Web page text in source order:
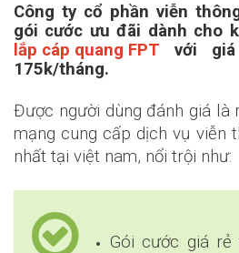
Công ty cổ phần viễn
gói cước ưu đãi dành cho
lắp cáp quang FPT với
175k/tháng.
Được người dùng đánh giá là
mạng cung cấp dịch vụ viễn
nhất tại việt nam, nổi trội như:
Gói cước giá rẻ